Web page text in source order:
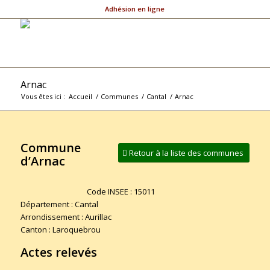
Adhésion en ligne
Arnac
Vous êtes ici : Accueil / Communes / Cantal / Arnac
Retour à la liste des communes
Commune
d’Arnac
Code INSEE : 15011
Département : Cantal
Arrondissement : Aurillac
Canton : Laroquebrou
Actes relevés